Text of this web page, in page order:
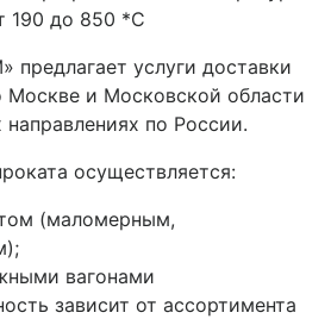
190 до 850 *С
предлагает услуги доставки
Москве и Московской области
по России.
осуществляется:
(маломерным,
вагонами
зависит от ассортимента